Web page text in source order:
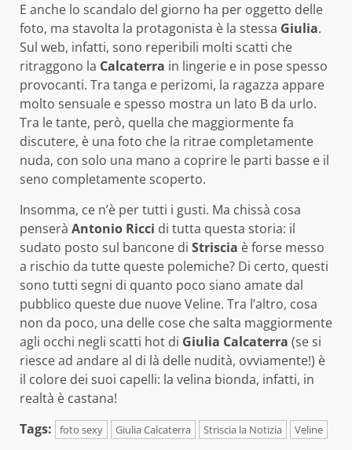
E anche lo scandalo del giorno ha per oggetto delle
foto, ma stavolta la protagonista è la stessa Giulia.
Sul web, infatti, sono reperibili molti scatti che
ritraggono la Calcaterra in lingerie e in pose spesso
provocanti. Tra tanga e perizomi, la ragazza appare
molto sensuale e spesso mostra un lato B da urlo.
Tra le tante, però, quella che maggiormente fa
discutere, è una foto che la ritrae completamente
nuda, con solo una mano a coprire le parti basse e il
seno completamente scoperto.
Insomma, ce n’è per tutti i gusti. Ma chissà cosa
penserà Antonio Ricci di tutta questa storia: il
sudato posto sul bancone di Striscia è forse messo
a rischio da tutte queste polemiche? Di certo, questi
sono tutti segni di quanto poco siano amate dal
pubblico queste due nuove Veline. Tra l’altro, cosa
non da poco, una delle cose che salta maggiormente
agli occhi negli scatti hot di Giulia Calcaterra (se si
riesce ad andare al di là delle nudità, ovviamente!) è
il colore dei suoi capelli: la velina bionda, infatti, in
realtà è castana!
Tags:
foto sexy Giulia Calcaterra Striscia la Notizia Veline